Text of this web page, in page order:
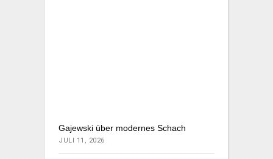
Gajewski über modernes Schach
JULI 11, 2026